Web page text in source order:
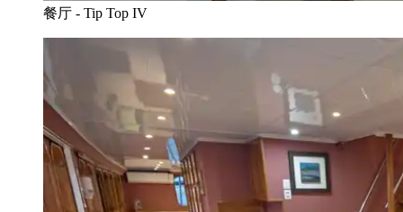
餐厅 - Tip Top IV